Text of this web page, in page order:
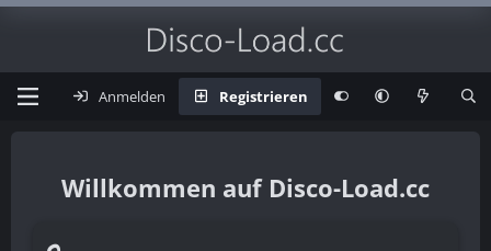
Anmelden Registrieren
Disco-Load.cc